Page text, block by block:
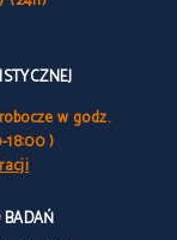
w godz.
18:00 )
BADAŃ